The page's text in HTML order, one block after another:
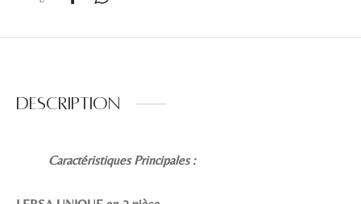
Description
Caractéristiques Principales :